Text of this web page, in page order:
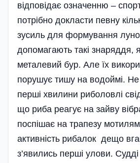
відповідає означенню –
потрібно докласти певну
зусиль для формування
допомагають такі знаряддя,
металевий бур. Але їх
порушує тишу на водоймі.
перші хвилини риболовлі
що риба реагує на зайву
поспішає на трапезу
активність рибалок дещо
з’явились перші улови.